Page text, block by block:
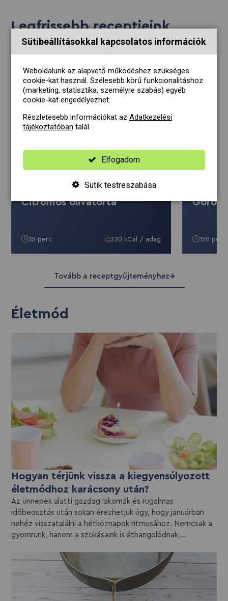
Legfrissebb receptjeink
Citromos olívatorta
35 perc 320 kCal / adag 150 perc
Tovább a receptgyűjteményhez
Életmód
Hogyan térjünk vissza a kiegyensúlyozott
életmódhoz karácsony után?
Az ünnepek alatti gazdag lakomák és rugalmas
időbeosztás után sokan érezhetjük úgy, hogy januárban
nehéz visszatalálni a hétköznapok ritmusához. Nemcsak a
gyomrunk, hanem a szokásaink is áthangolódnak,...
Sütibeállításokkal kapcsolatos információk
Weboldalunk az alapvető működéshez szükséges
cookie-kat használ. Szélesebb körű funkcionalitáshoz
(marketing, statisztika, személyre szabás) egyéb
cookie-kat engedélyezhet.
Részletesebb információkat az Adatkezelési
tájékoztatóban talál.
Sütik testreszabása
Elfogadom